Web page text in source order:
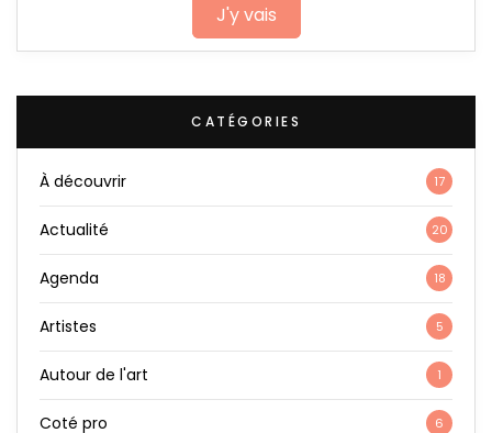
J'y vais
CATÉGORIES
À découvrir 17
Actualité 20
Agenda 18
Artistes 5
Autour de l'art 1
Coté pro 6